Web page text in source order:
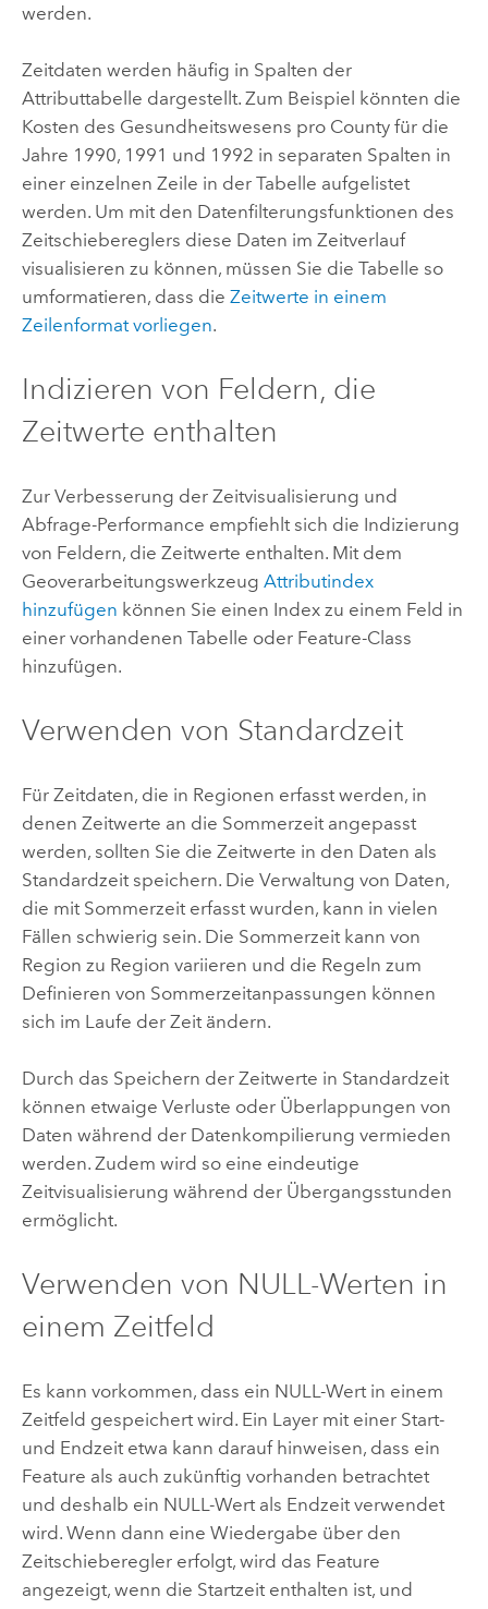
werden.
Zeitdaten werden häufig in Spalten der
Attributtabelle dargestellt. Zum Beispiel könnten die
Kosten des Gesundheitswesens pro County für die
Jahre 1990, 1991 und 1992 in separaten Spalten in
einer einzelnen Zeile in der Tabelle aufgelistet
werden. Um mit den Datenfilterungsfunktionen des
Zeitschiebereglers diese Daten im Zeitverlauf
visualisieren zu können, müssen Sie die Tabelle so
umformatieren, dass die Zeitwerte in einem
Zeilenformat vorliegen.
Indizieren von Feldern, die
Zeitwerte enthalten
Zur Verbesserung der Zeitvisualisierung und
Abfrage-Performance empfiehlt sich die Indizierung
von Feldern, die Zeitwerte enthalten. Mit dem
Geoverarbeitungswerkzeug Attributindex
hinzufügen können Sie einen Index zu einem Feld in
einer vorhandenen Tabelle oder Feature-Class
hinzufügen.
Verwenden von Standardzeit
Für Zeitdaten, die in Regionen erfasst werden, in
denen Zeitwerte an die Sommerzeit angepasst
werden, sollten Sie die Zeitwerte in den Daten als
Standardzeit speichern. Die Verwaltung von Daten,
die mit Sommerzeit erfasst wurden, kann in vielen
Fällen schwierig sein. Die Sommerzeit kann von
Region zu Region variieren und die Regeln zum
Definieren von Sommerzeitanpassungen können
sich im Laufe der Zeit ändern.
Durch das Speichern der Zeitwerte in Standardzeit
können etwaige Verluste oder Überlappungen von
Daten während der Datenkompilierung vermieden
werden. Zudem wird so eine eindeutige
Zeitvisualisierung während der Übergangsstunden
ermöglicht.
Verwenden von NULL-Werten in
einem Zeitfeld
Es kann vorkommen, dass ein NULL-Wert in einem
Zeitfeld gespeichert wird. Ein Layer mit einer Start-
und Endzeit etwa kann darauf hinweisen, dass ein
Feature als auch zukünftig vorhanden betrachtet
und deshalb ein NULL-Wert als Endzeit verwendet
wird. Wenn dann eine Wiedergabe über den
Zeitschieberegler erfolgt, wird das Feature
angezeigt, wenn die Startzeit enthalten ist, und